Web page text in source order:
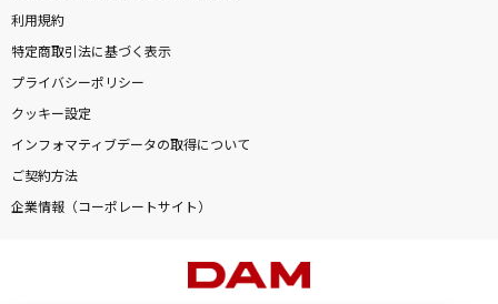
利用規約
特定商取引法に基づく表示
プライバシーポリシー
クッキー設定
インフォマティブデータの取得について
ご契約方法
企業情報（コーポレートサイト）